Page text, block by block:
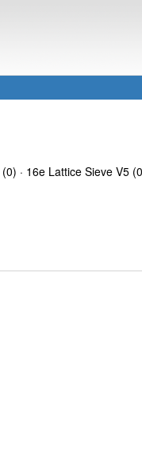
(0) · 16e Lattice Sieve V5